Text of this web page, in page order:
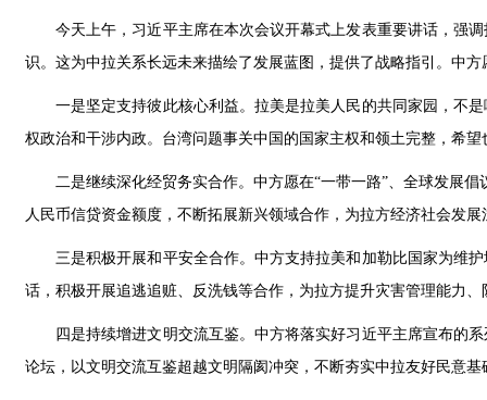
今天上午，习近平主席在本次会议开幕式上发表重要讲话，强
识。这为中拉关系长远未来描绘了发展蓝图，提供了战略指引。中
一是坚定支持彼此核心利益。拉美是拉美人民的共同家园，不
权政治和干涉内政。台湾问题事关中国的国家主权和领土完整，希
二是继续深化经贸务实合作。中方愿在“一带一路”、全球发展
人民币信贷资金额度，不断拓展新兴领域合作，为拉方经济社会发
三是积极开展和平安全合作。中方支持拉美和加勒比国家为维
话，积极开展追逃追赃、反洗钱等合作，为拉方提升灾害管理能力
四是持续增进文明交流互鉴。中方将落实好习近平主席宣布的
论坛，以文明交流互鉴超越文明隔阂冲突，不断夯实中拉友好民意基